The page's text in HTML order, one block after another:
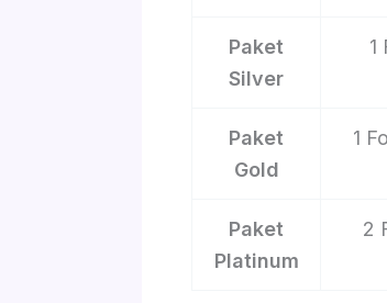
Paket
Silver
1
Paket
Gold
1
Paket
Platinum
2